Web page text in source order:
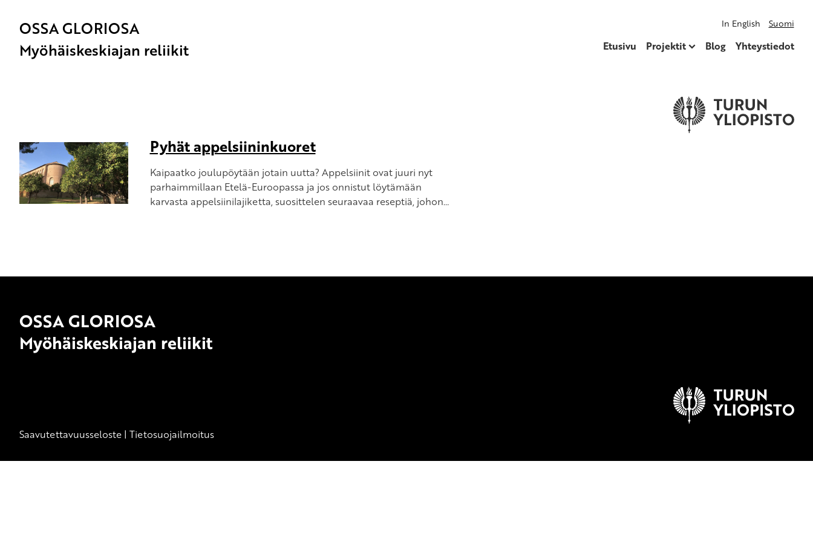
OSSA GLORIOSA
Myöhäiskeskiajan reliikit
In English Suomi
Etusivu Projektit Blog Yhteystiedot
Pyhät appelsiininkuoret
Kaipaatko joulupöytään jotain uutta? Appelsiinit ovat juuri nyt
parhaimmillaan Etelä-Euroopassa ja jos onnistut löytämään
karvasta appelsiinilajiketta, suosittelen seuraavaa reseptiä, johon…
OSSA GLORIOSA
Myöhäiskeskiajan reliikit
Saavutettavuusseloste| Tietosuojailmoitus